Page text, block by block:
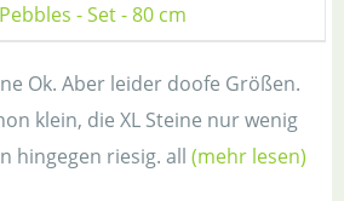
- Set - 80 cm
Ok. Aber leider doofe Größen.
klein, die XL Steine nur wenig
hingegen riesig. all (mehr lesen)